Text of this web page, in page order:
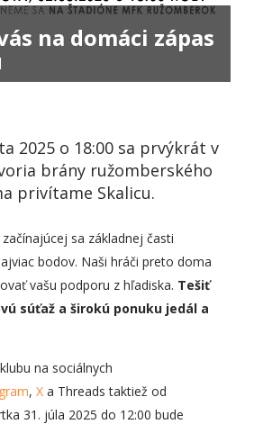
na domáci zápas
2025 o 18:00 sa prvýkrát v
brány ružomberského
privítame Skalicu.
sa základnej časti
bodov. Naši hráči preto doma
vašu podporu z hľadiska. Tešiť
súťaž a širokú ponuku jedál a
na sociálnych
, X a Threads taktiež od
31. júla 2025 do 12:00 bude